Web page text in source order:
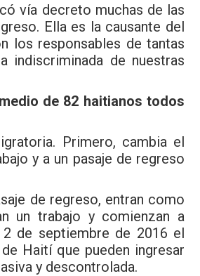
vía decreto muchas de las
Ella es la causante del
los responsables de tantas
indiscriminada de nuestras
de 82 haitianos todos
Primero, cambia el
y a un pasaje de regreso
de regreso, entran como
un trabajo y comienzan a
2 de septiembre de 2016 el
Haití que pueden ingresar
y descontrolada.